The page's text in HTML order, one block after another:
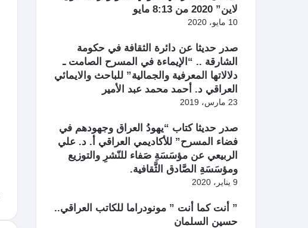
لاين” 2020 من 8:13 مايو
10 مايو، 2020
صدر حديثا عن دائرة الثقافة في حكومة
الشارقة .. “الإيماءة في المسرح الصامت ـ
دلالاتها المعرفية والجمالية” للباحث والايمائي
العراقي د. أحمد محمد عبد الأمير
23 مارس، 2019
صدر حديثا كتاب “يهودُ العراق وجهودهم في
فضاء المسرح” للأكاديمي العراقي أ. د. علي
الربيعي عن مؤسَسَةِ صَفاء للنّشرِ والتوزيع
ومؤسَسَةِ الصَّادق الثَّقافية.
9 يناير، 2020
” أنت كما أنت ” مونودراما للكاتب العراقي..
حسين السلمان